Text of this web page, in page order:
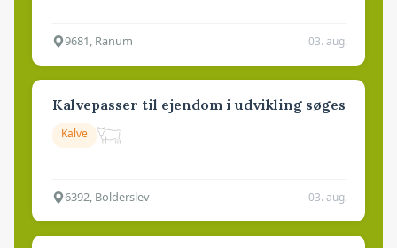
9681, Ranum 03. aug.
Kalvepasser til ejendom i udvikling søges
Kalve
6392, Bolderslev 03. aug.